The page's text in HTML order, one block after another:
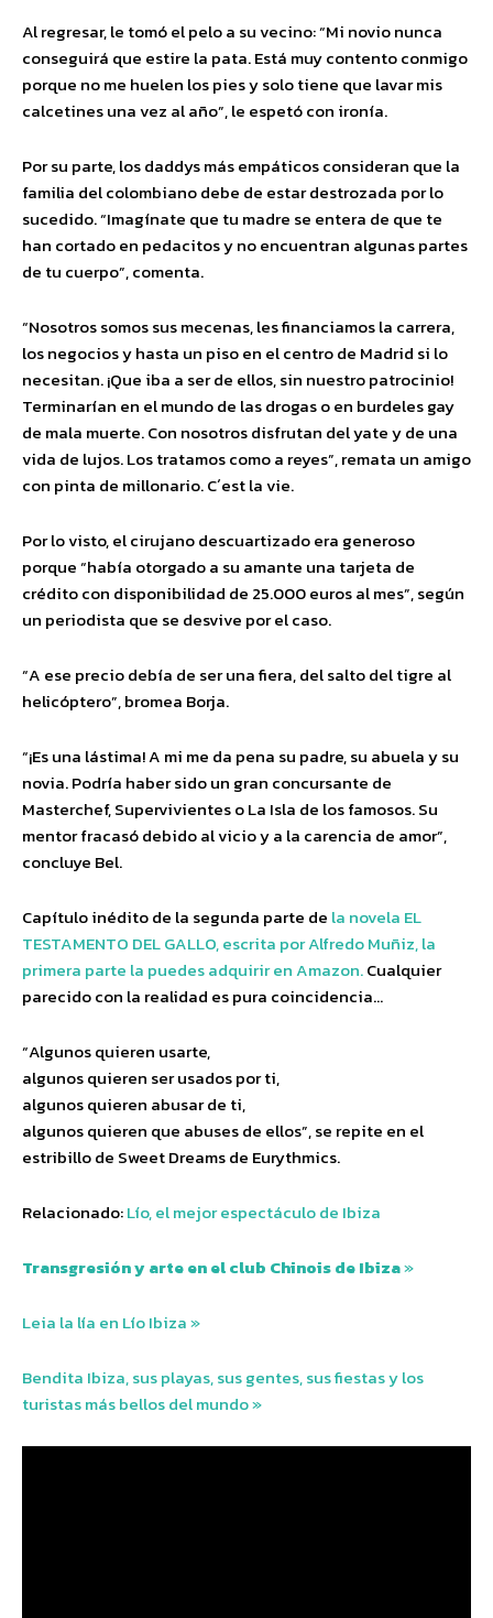
Al regresar, le tomó el pelo a su vecino: “Mi novio nunca
conseguirá que estire la pata. Está muy contento conmigo
porque no me huelen los pies y solo tiene que lavar mis
calcetines una vez al año”, le espetó con ironía.
Por su parte, los daddys más empáticos consideran que la
familia del colombiano debe de estar destrozada por lo
sucedido. “Imagínate que tu madre se entera de que te
han cortado en pedacitos y no encuentran algunas partes
de tu cuerpo”, comenta.
“Nosotros somos sus mecenas, les financiamos la carrera,
los negocios y hasta un piso en el centro de Madrid si lo
necesitan. ¡Que iba a ser de ellos, sin nuestro patrocinio!
Terminarían en el mundo de las drogas o en burdeles gay
de mala muerte. Con nosotros disfrutan del yate y de una
vida de lujos. Los tratamos como a reyes”, remata un amigo
con pinta de millonario. C´est la vie.
Por lo visto, el cirujano descuartizado era generoso
porque “había otorgado a su amante una tarjeta de
crédito con disponibilidad de 25.000 euros al mes”, según
un periodista que se desvive por el caso.
“A ese precio debía de ser una fiera, del salto del tigre al
helicóptero”, bromea Borja.
“¡Es una lástima! A mi me da pena su padre, su abuela y su
novia. Podría haber sido un gran concursante de
Masterchef, Supervivientes o La Isla de los famosos. Su
mentor fracasó debido al vicio y a la carencia de amor”,
concluye Bel.
Capítulo inédito de la segunda parte de la novela EL
TESTAMENTO DEL GALLO, escrita por Alfredo Muñiz, la
primera parte la puedes adquirir en Amazon.Cualquier
parecido con la realidad es pura coincidencia…
“Algunos quieren usarte,
algunos quieren ser usados por ti,
algunos quieren abusar de ti,
algunos quieren que abuses de ellos”, se repite en el
estribillo de Sweet Dreams de Eurythmics.
Relacionado:Lío, el mejor espectáculo de Ibiza
Transgresión y arte en el club Chinois de Ibiza»
Leia la lía en Lío Ibiza »
Bendita Ibiza, sus playas, sus gentes, sus fiestas y los
turistas más bellos del mundo »